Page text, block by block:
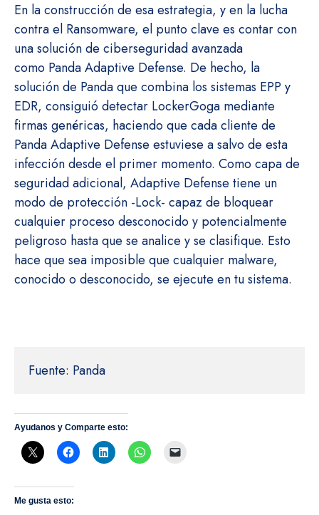
En la construcción de esa estrategia, y en la lucha
contra el Ransomware, el punto clave es contar con
una solución de ciberseguridad avanzada
como Panda Adaptive Defense. De hecho, la
solución de Panda que combina los sistemas EPP y
EDR, consiguió detectar LockerGoga mediante
firmas genéricas, haciendo que cada cliente de
Panda Adaptive Defense estuviese a salvo de esta
infección desde el primer momento. Como capa de
seguridad adicional, Adaptive Defense tiene un
modo de protección -Lock- capaz de bloquear
cualquier proceso desconocido y potencialmente
peligroso hasta que se analice y se clasifique. Esto
hace que sea imposible que cualquier malware,
conocido o desconocido, se ejecute en tu sistema.
Fuente: Panda
Ayudanos y Comparte esto:
Me gusta esto: